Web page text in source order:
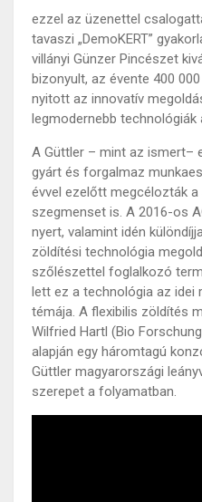
ezzel az üzenettel
tavaszi „DemoKERT”
villányi Günzer Pincészet
bizonyult, az évente 400
nyitott az innovatív
legmodernebb technológiák
A Güttler – mint az ismert–
gyárt és forgalmaz
évvel ezelőtt megcélozták
szegmenset is. A 2016-os
nyert, valamint idén
zöldítési technológia
szőlészettel foglalkozó
lett ez a technológia az idei
témája. A flexibilis zöldítés
Wilfried Hartl (Bio
alapján egy háromtagú
Güttler magyarországi
szerepet a folyamatban.